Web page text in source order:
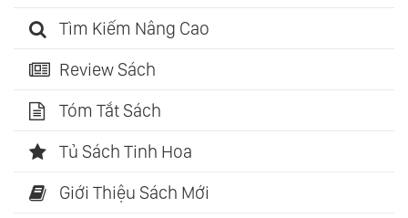
Tìm Kiếm Nâng Cao
Review Sách
Tóm Tắt Sách
Tủ Sách Tinh Hoa
Giới Thiệu Sách Mới